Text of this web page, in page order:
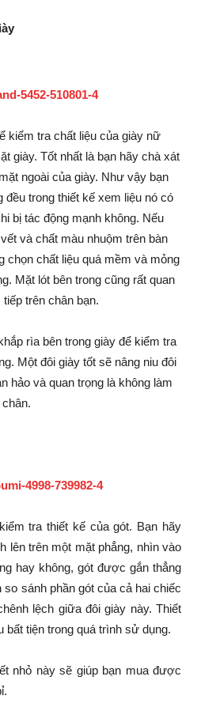
kiểm tra chất liệu của giày nữ
giày. Tốt nhất là bạn hãy chà xát
ngoài của giày. Như vậy bạn
trong thiết kế xem liệu nó có
bị tác động mạnh không. Nếu
và chất màu nhuộm trên bàn
chọn chất liệu quá mềm và mỏng
Mặt lót bên trong cũng rất quan
trên chân bạn.
rìa bên trong giày để kiểm tra
Một đôi giày tốt sẽ nâng niu đôi
hảo và quan trọng là không làm
tra thiết kế của gót. Bạn hãy
lên trên một mặt phẳng, nhìn vào
hay không, gót được gắn thẳng
sánh phần gót của cả hai chiếc
lệch giữa đôi giày này. Thiết
bất tiện trong quá trình sử dụng.
nhỏ này sẽ giúp bạn mua được